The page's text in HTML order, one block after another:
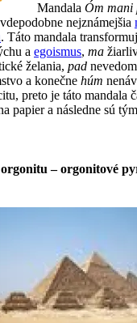
Mandala Óm mani
nejznámejšia
. Táto mandala
a egoismus, ma
želania, pad
a konečne húm
preto je táto mandala
papier a následne sú
– orgonitové